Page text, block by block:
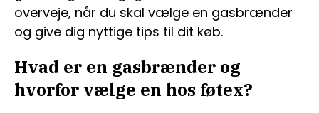
overveje, når du skal vælge en gasbrænder
og give dig nyttige tips til dit køb.
Hvad er en gasbrænder og
hvorfor vælge en hos føtex?